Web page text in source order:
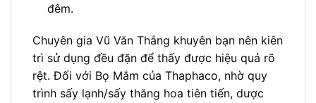
đêm.
Chuyên gia Vũ Văn Thắng khuyên bạn nên kiên
trì sử dụng đều đặn để thấy được hiệu quả rõ
rệt. Đối với Bọ Mắm của Thaphaco, nhờ quy
trình sấy lạnh/sấy thăng hoa tiên tiến, dược